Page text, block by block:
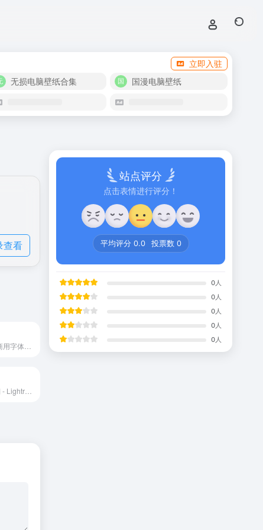
立即入驻
无损电脑壁纸合集 国漫电脑壁纸
查看
站点评分
点击表情进行评分！
平均评分 0.0投票数 0
0人
0人
0人
0人
0人